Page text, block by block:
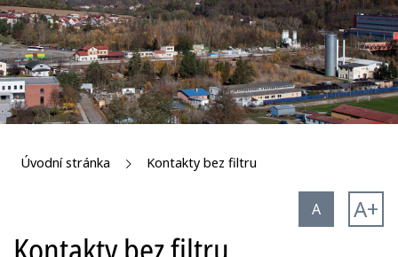
Úvodní stránka Kontakty bez filtru
A A+